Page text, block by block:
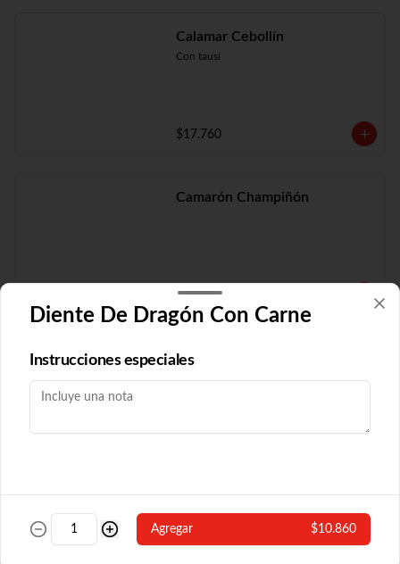
Calamar Cebollín
Con tausí
$17.760
Camarón Champiñón
$19.210
Camarón Fuyón
Con algas y champiñón
Diente De Dragón Con Carne
Instrucciones especiales
Agregar $10.860